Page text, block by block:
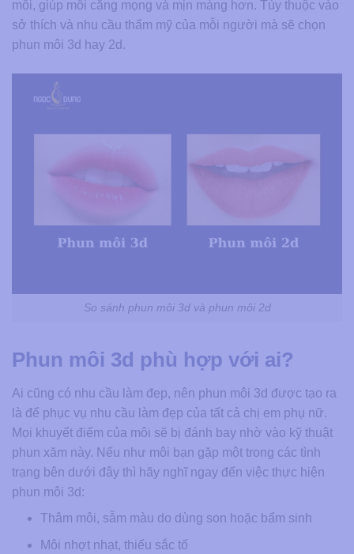
môi, giúp môi căng mọng và mịn màng hơn. Tùy thuộc vào
sở thích và nhu cầu thẩm mỹ của mỗi người mà sẽ chọn
phun môi 3d hay 2d.
So sánh phun môi 3d và phun môi 2d
Phun môi 3d phù hợp với ai?
Ai cũng có nhu cầu làm đẹp, nên phun môi 3d được tạo ra
là để phục vụ nhu cầu làm đẹp của tất cả chị em phụ nữ.
Mọi khuyết điểm của môi sẽ bị đánh bay nhờ vào kỹ thuật
phun xăm này. Nếu như môi bạn gặp một trong các tình
trạng bên dưới đây thì hãy nghĩ ngay đến việc thực hiện
phun môi 3d:
Thâm môi, sẫm màu do dùng son hoặc bẩm sinh
Môi nhợt nhạt, thiếu sắc tố